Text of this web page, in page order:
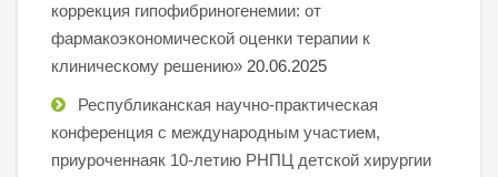
коррекция гипофибриногенемии: от
фармакоэкономической оценки терапии к
клиническому решению» 20.06.2025
Республиканская научно-практическая
конференция с международным участием,
приуроченнаяк 10-летию РНПЦ детской хирургии